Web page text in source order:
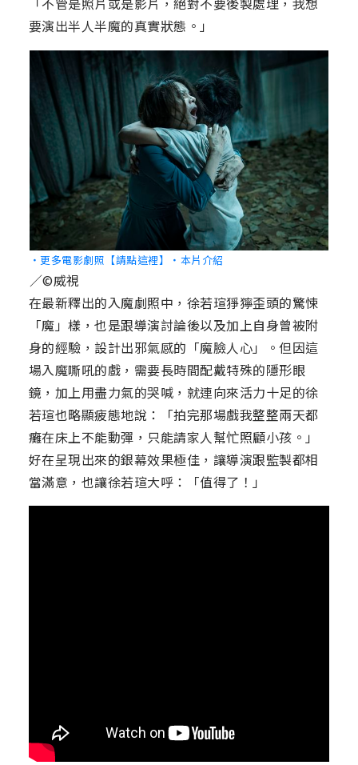
要演出半人半魔的真實狀態。」
‧更多電影劇照【請點這裡】 ‧本片介紹
／©威視
在最新釋出的入魔劇照中，徐若瑄猙獰歪頭的驚悚
「魔」樣，也是跟導演討論後以及加上自身曾被附
身的經驗，設計出邪氣感的「魔臉人心」。但因這
場入魔嘶吼的戲，需要長時間配戴特殊的隱形眼
鏡，加上用盡力氣的哭喊，就連向來活力十足的徐
若瑄也略顯疲態地說：「拍完那場戲我整整兩天都
癱在床上不能動彈，只能請家人幫忙照顧小孩。」
好在呈現出來的銀幕效果極佳，讓導演跟監製都相
當滿意，也讓徐若瑄大呼：「值得了！」